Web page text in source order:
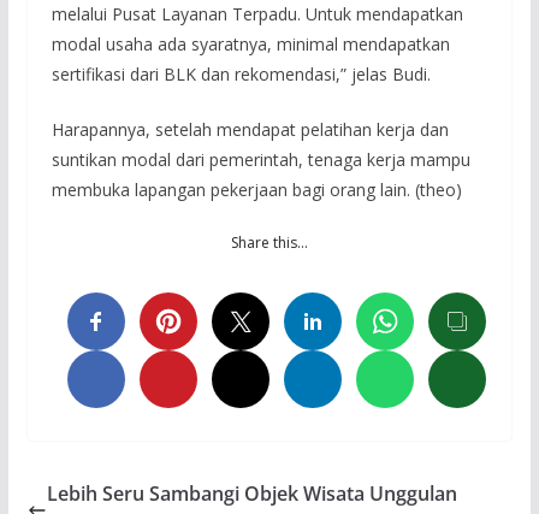
melalui Pusat Layanan Terpadu. Untuk mendapatkan
modal usaha ada syaratnya, minimal mendapatkan
sertifikasi dari BLK dan rekomendasi,” jelas Budi.
Harapannya, setelah mendapat pelatihan kerja dan
suntikan modal dari pemerintah, tenaga kerja mampu
membuka lapangan pekerjaan bagi orang lain. (theo)
Share this…
Lebih Seru Sambangi Objek Wisata Unggulan